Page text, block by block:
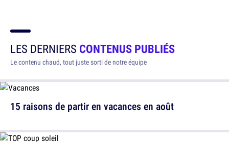
LES DERNIERS CONTENUS PUBLIÉS
Le contenu chaud, tout juste sorti de notre équipe
15 raisons de partir en vacances en août